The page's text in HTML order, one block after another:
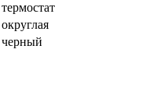
термостат
округлая
черный